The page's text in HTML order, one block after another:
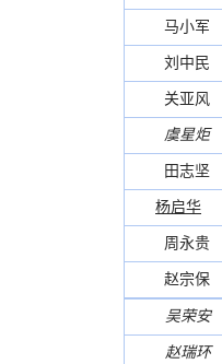
马小军
刘中民
关亚风
虞星炬
田志坚
杨启华
周永贵
赵宗保
吴荣安
赵瑞环